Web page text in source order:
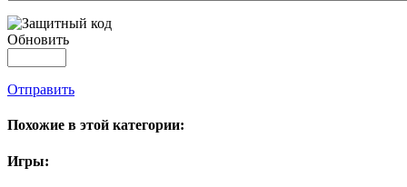
Обновить
Отправить
Похожие в этой категории:
Игры: